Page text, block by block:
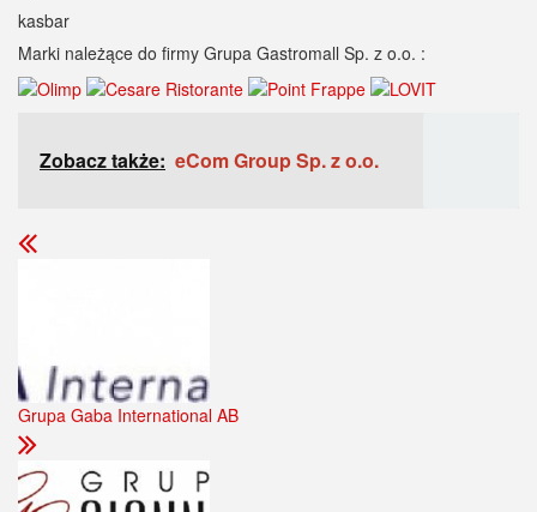
kasbar
Marki należące do firmy Grupa Gastromall Sp. z o.o. :
Zobacz także: eCom Group Sp. z o.o.
Grupa Gaba International AB